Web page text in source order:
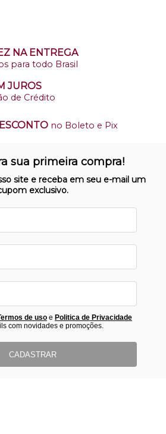
NA ENTREGA
para todo Brasil
JUROS
de Crédito
no Boleto e Pix
opera em ambiente
sua primeira compra!
site e receba em seu e-mail um
exclusivo.
de usoe Politica de Privacidade
com novidades e promoções.
CADASTRAR